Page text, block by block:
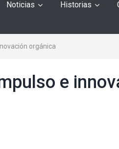
Noticias Historias
orgánica
e